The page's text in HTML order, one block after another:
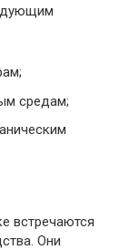
средам;
встречаются
Они